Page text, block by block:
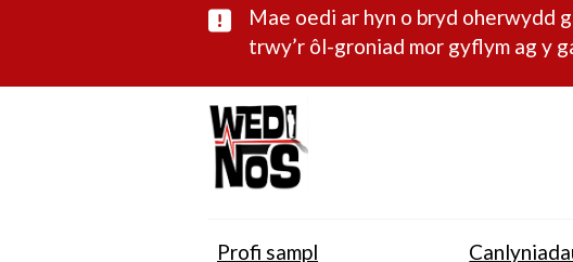
Rhybudd sylwedd
Mae oedi ar hyn o bryd oherwydd
trwy’r ôl-groniad mor gyflym ag y
Profi sampl